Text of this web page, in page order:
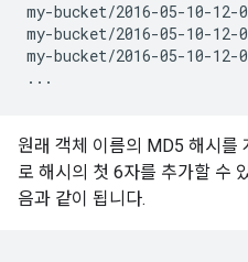
my-bucket/2016-05-10-
my-bucket/2016-05-10-
my-bucket/2016-05-10-
원래 객체 이름의 MD5 해시를
로 해시의 첫 6자를 추가할 수
음과 같이 됩니다.